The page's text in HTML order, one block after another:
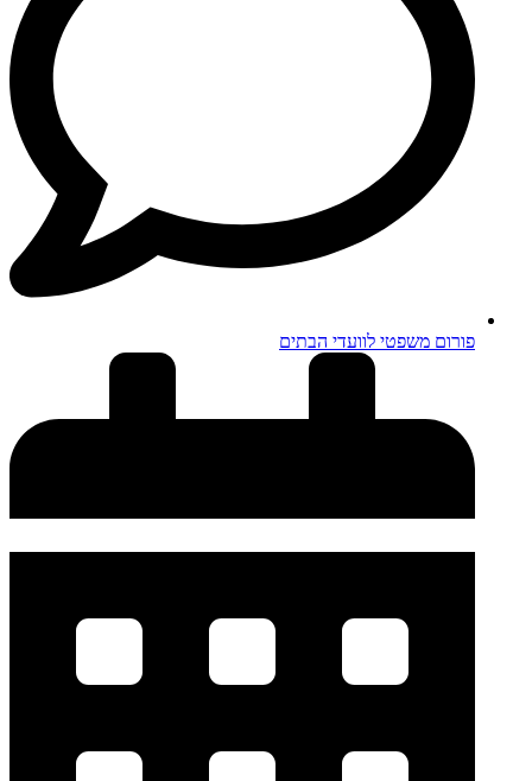
פורום משפטי לוועדי הבתים